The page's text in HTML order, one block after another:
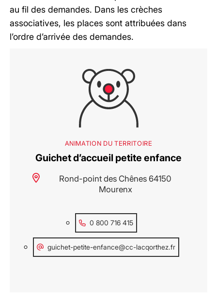
au fil des demandes. Dans les crèches
associatives, les places sont attribuées dans
l’ordre d’arrivée des demandes.
ANIMATION DU TERRITOIRE
Guichet d’accueil petite enfance
Rond-point des Chênes 64150
Mourenx
0 800 716 415
guichet-petite-enfance@cc-lacqorthez.fr